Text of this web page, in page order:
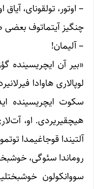
– اوتور، تولقونای،
چنگیز آیتماتوف بعضی
– آلیمان!
«بیر آن ایچریسینده
لوپالاری هاوادا
سکوت ایچریسینده
هیچقیریردی. او،
آلتیندا قوجاغیمدا
روماندا سئوگی،
سووانکولون